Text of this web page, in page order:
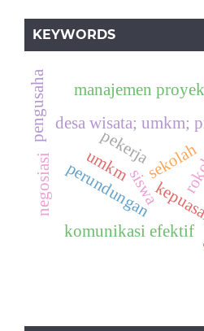
KEYWORDS
desa wisata; umkm;
sekolah
perundungan
manajemen
pengusaha
pekerja
negosiasi
komunikasi efektif
siswa
umkm